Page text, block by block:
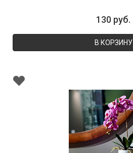
130 руб.
В КОРЗИНУ